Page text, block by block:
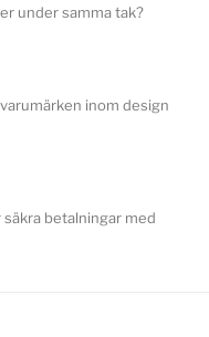
under samma tak?
inom design
betalningar med